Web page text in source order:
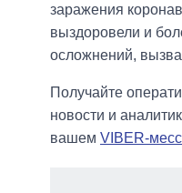
заражения
выздоровели и
осложнений,
Получайте
новости и
вашем VIBER-